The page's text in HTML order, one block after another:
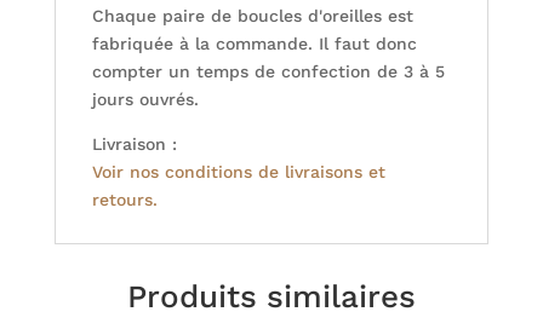
Chaque paire de boucles d'oreilles est
fabriquée à la commande. Il faut donc
compter un temps de confection de 3 à 5
jours ouvrés.
Livraison :
Voir nos conditions de livraisons et
retours.
Produits similaires